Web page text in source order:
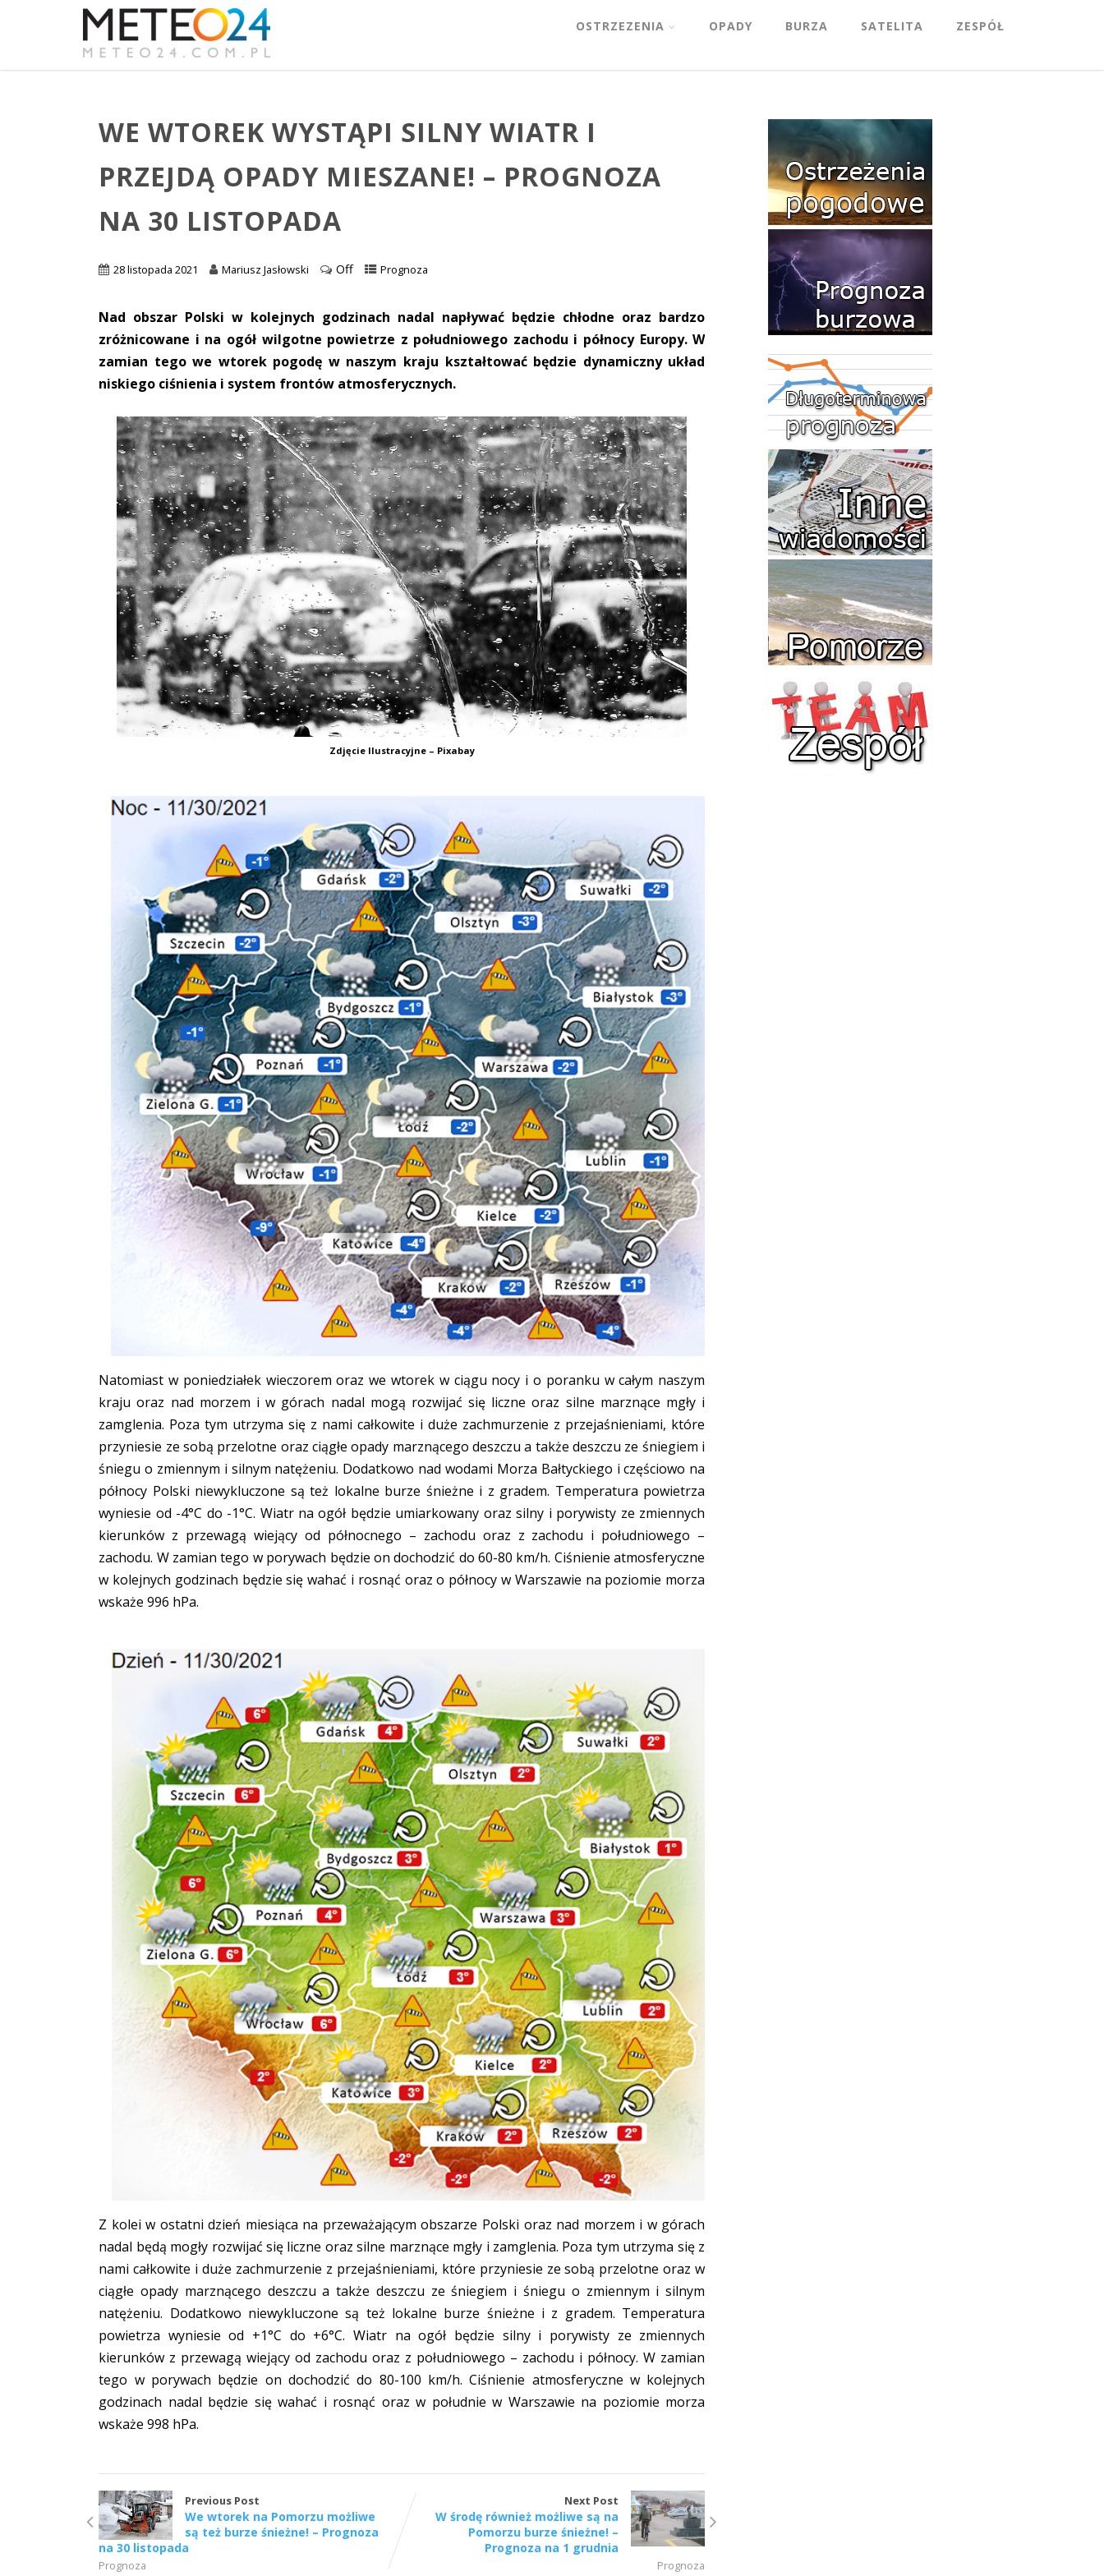
OSTRZEZENIA OPADY BURZA SATELITA ZESPÓŁ
WE WTOREK WYSTĄPI SILNY WIATR I
PRZEJDĄ OPADY MIESZANE! – PROGNOZA
NA 30 LISTOPADA
28 listopada 2021 Mariusz Jasłowski Off Prognoza
Nad obszar Polski w kolejnych godzinach nadal napływać będzie chłodne oraz bardzo
zróżnicowane i na ogół wilgotne powietrze z południowego zachodu i północy Europy. W
zamian tego we wtorek pogodę w naszym kraju kształtować będzie dynamiczny układ
niskiego ciśnienia i system frontów atmosferycznych.
Zdjęcie Ilustracyjne – Pixabay
Natomiast w poniedziałek wieczorem oraz we wtorek w ciągu nocy i o poranku w całym naszym
kraju oraz nad morzem i w górach nadal mogą rozwijać się liczne oraz silne marznące mgły i
zamglenia. Poza tym utrzyma się z nami całkowite i duże zachmurzenie z przejaśnieniami, które
przyniesie ze sobą przelotne oraz ciągłe opady marznącego deszczu a także deszczu ze śniegiem i
śniegu o zmiennym i silnym natężeniu. Dodatkowo nad wodami Morza Bałtyckiego i częściowo na
północy Polski niewykluczone są też lokalne burze śnieżne i z gradem. Temperatura powietrza
wyniesie od -4°C do -1°C. Wiatr na ogół będzie umiarkowany oraz silny i porywisty ze zmiennych
kierunków z przewagą wiejący od północnego – zachodu oraz z zachodu i południowego –
zachodu. W zamian tego w porywach będzie on dochodzić do 60-80 km/h. Ciśnienie atmosferyczne
w kolejnych godzinach będzie się wahać i rosnąć oraz o północy w Warszawie na poziomie morza
wskaże 996 hPa.
Z kolei w ostatni dzień miesiąca na przeważającym obszarze Polski oraz nad morzem i w górach
nadal będą mogły rozwijać się liczne oraz silne marznące mgły i zamglenia. Poza tym utrzyma się z
nami całkowite i duże zachmurzenie z przejaśnieniami, które przyniesie ze sobą przelotne oraz w
ciągłe opady marznącego deszczu a także deszczu ze śniegiem i śniegu o zmiennym i silnym
natężeniu. Dodatkowo niewykluczone są też lokalne burze śnieżne i z gradem. Temperatura
powietrza wyniesie od +1°C do +6°C. Wiatr na ogół będzie silny i porywisty ze zmiennych
kierunków z przewagą wiejący od zachodu oraz z południowego – zachodu i północy. W zamian
tego w porywach będzie on dochodzić do 80-100 km/h. Ciśnienie atmosferyczne w kolejnych
godzinach nadal będzie się wahać i rosnąć oraz w południe w Warszawie na poziomie morza
wskaże 998 hPa.
Previous Post
We wtorek na Pomorzu możliwe
są też burze śnieżne! – Prognoza
na 30 listopada
Prognoza
Next Post
W środę również możliwe są na
Pomorzu burze śnieżne! –
Prognoza na 1 grudnia
Prognoza